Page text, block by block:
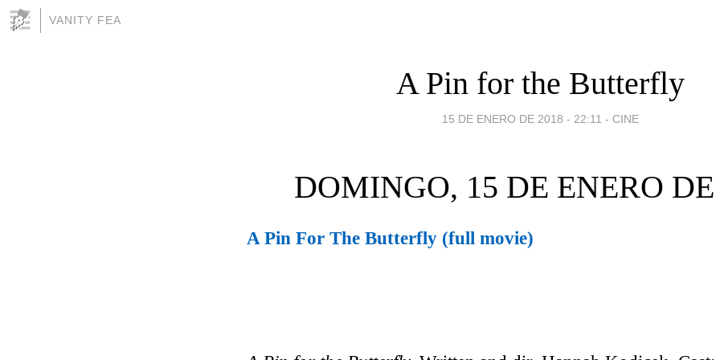
VANITY FEA
A Pin for the Butterfly
15 DE ENERO DE 2018 - 22:11 - CINE
DOMINGO, 15 DE ENERO DE
A Pin For The Butterfly (full movie)